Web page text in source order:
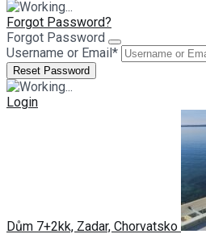
Forgot Password?
Forgot Password
Username or Email *
Login
Dům 7+2kk, Zadar, Chorvatsko